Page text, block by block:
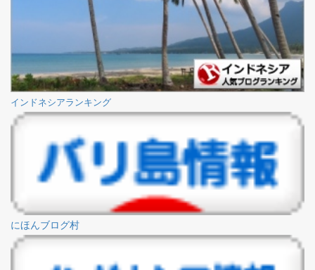
インドネシアランキング
にほんブログ村